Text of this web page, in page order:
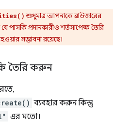
শুধুমাত্র আপনাকে ব্রাউজারের
পাসকি প্রদানকারীও শর্তসাপেক্ষ তৈরি
সম্ভাবনা রয়েছে।
তৈরি করুন
ব্যবহার করুন কিন্তু
এর মতো।